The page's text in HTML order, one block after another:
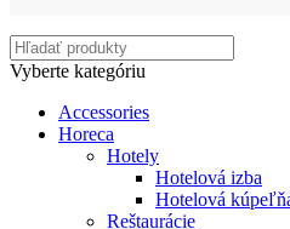
Vyberte kategóriu
Accessories
Horeca
Hotely
Hotelová izba
Hotelová
Reštaurácie